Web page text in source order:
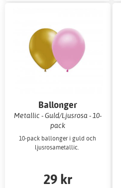
Ballonger
Metallic - Guld/Ljusrosa - 10-
pack
10-pack ballonger i guld och
ljusrosametallic.
29 kr